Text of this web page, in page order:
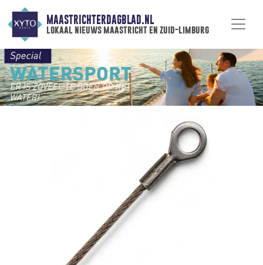
MAASTRICHTERDAGBLAD.NL
lokaal nieuws maastricht en zuid-limburg